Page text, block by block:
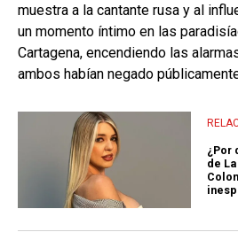
muestra a la cantante rusa y al
un momento íntimo en las
Cartagena, encendiendo las
ambos habían negado
¿Por
de